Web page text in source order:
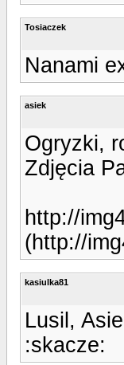
Tosiaczek
Nanami
asiek
Ogryzki,
Zdjęcia
http://
(http://
kasiulka81
Lusil,
:skacze: